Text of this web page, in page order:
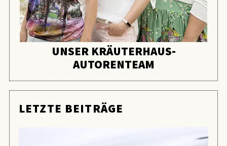
UNSER KRÄUTERHAUS-
AUTORENTEAM
LETZTE BEITRÄGE